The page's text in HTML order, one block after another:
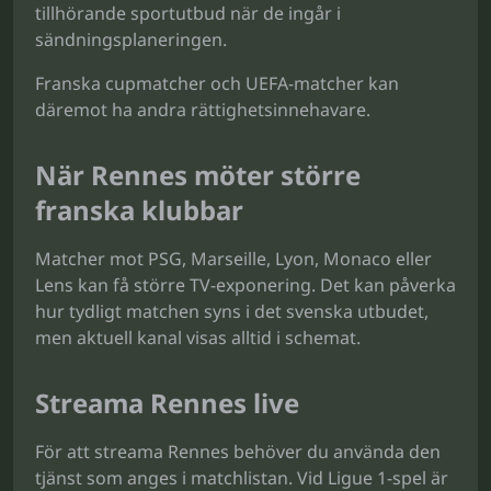
tillhörande sportutbud när de ingår i
sändningsplaneringen.
Franska cupmatcher och UEFA-matcher kan
däremot ha andra rättighetsinnehavare.
När Rennes möter större
franska klubbar
Matcher mot PSG, Marseille, Lyon, Monaco eller
Lens kan få större TV-exponering. Det kan påverka
hur tydligt matchen syns i det svenska utbudet,
men aktuell kanal visas alltid i schemat.
Streama Rennes live
För att streama Rennes behöver du använda den
tjänst som anges i matchlistan. Vid Ligue 1-spel är